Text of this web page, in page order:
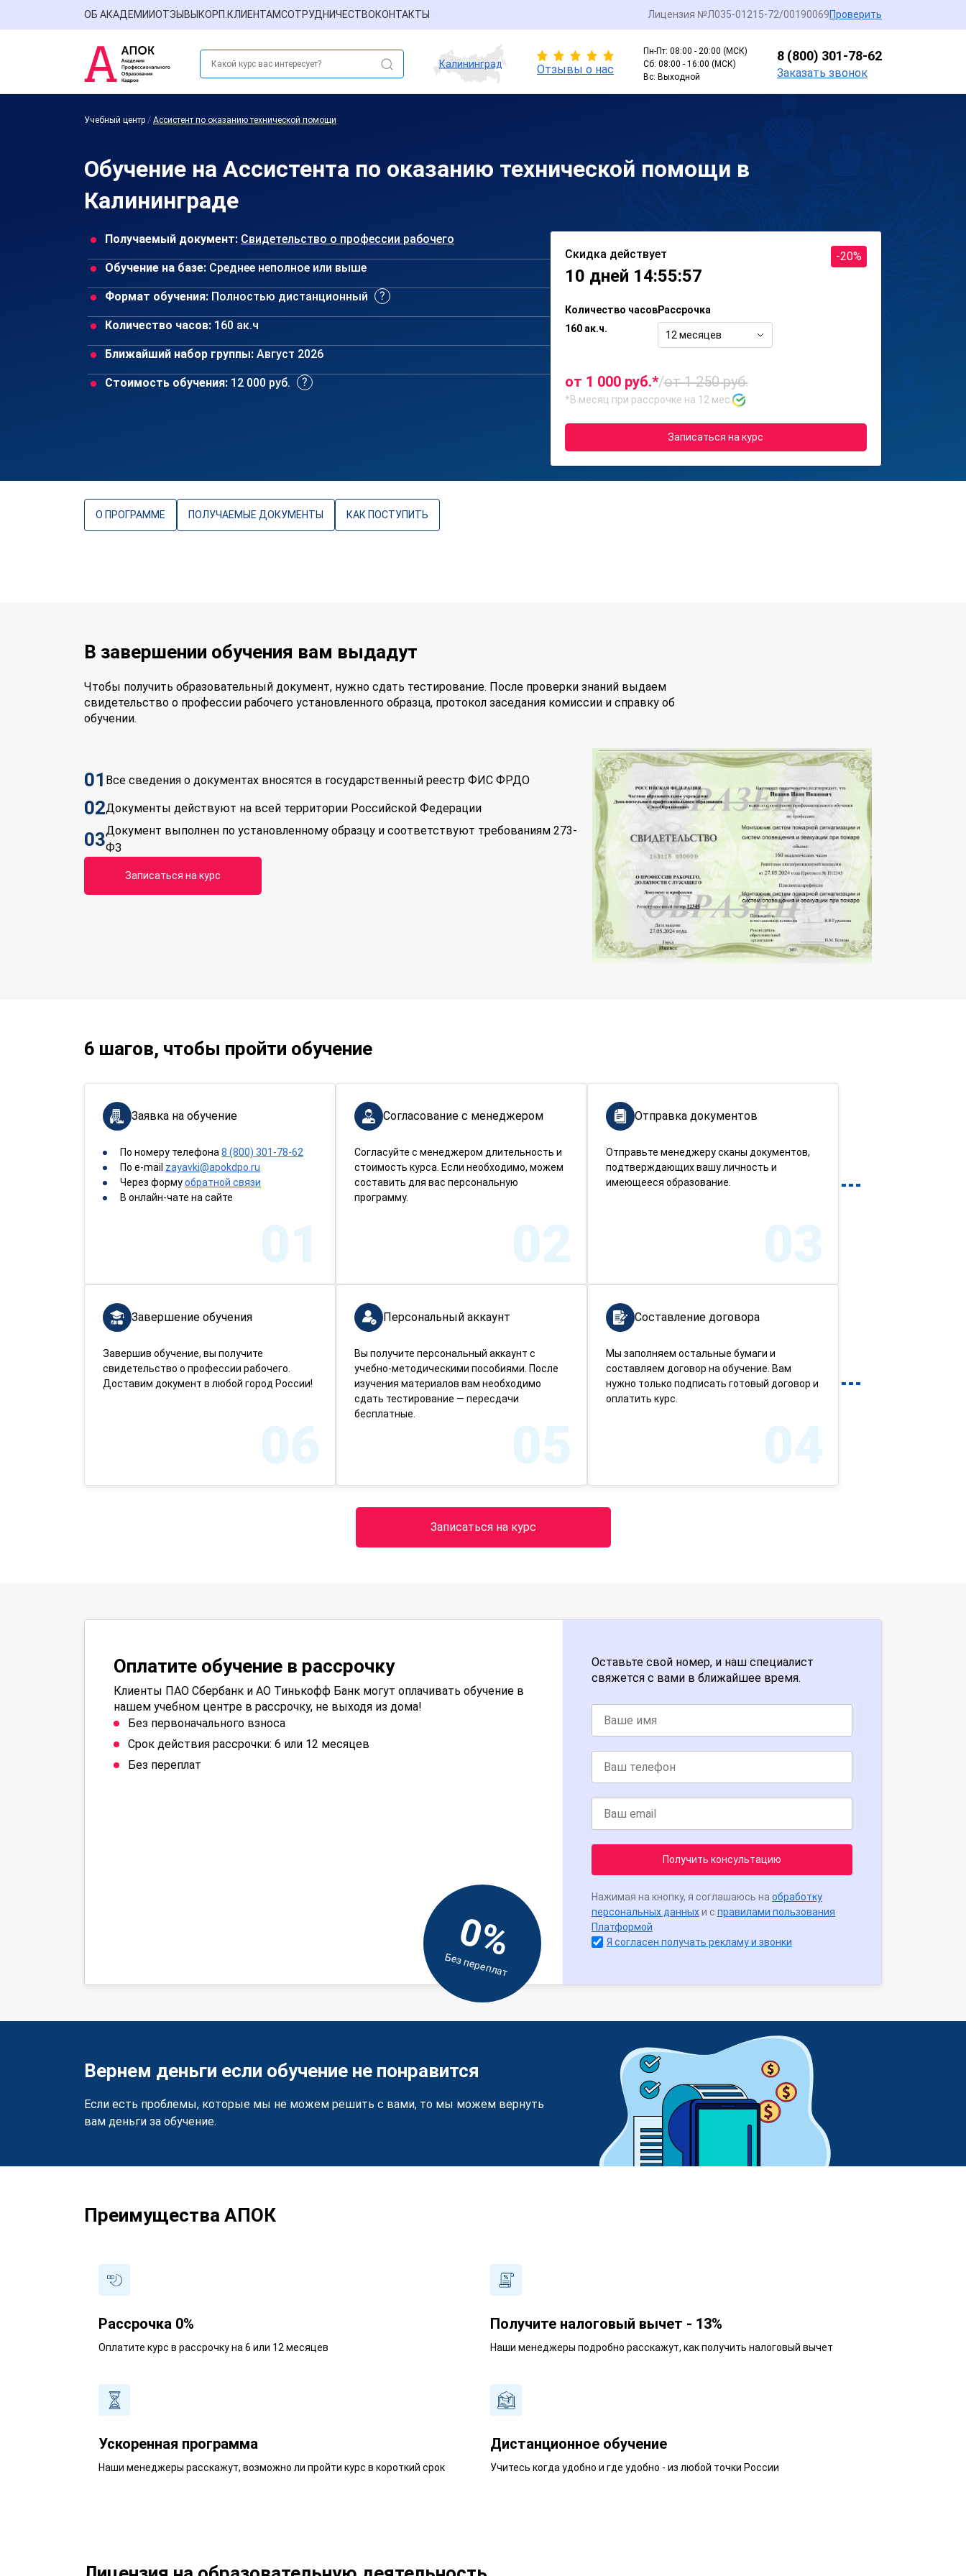
ОБ АКАДЕМИИОТЗЫВЫ КОРП.КЛИЕНТАМСОТРУДНИЧЕСТВОКОНТАКТЫ Лицензия №Л035-01215-72/00190069Проверить
Калининград Отзывы о нас
Пн-Пт: 08:00 - 20:00 (МСК)
Сб: 08:00 - 16:00 (МСК)
Вс: Выходной
8 (800) 301-78-62
Заказать звонок
Учебный центр / Ассистент по оказанию технической помощи
Обучение на Ассистента по оказанию технической помощи в
Калининграде
Получаемый документ: Свидетельство о профессии рабочего
Обучение на базе: Среднее неполное или выше
Формат обучения: Полностью дистанционный
Количество часов: 160 ак.ч
Ближайший набор группы: Август 2026
Стоимость обучения: 12 000 руб.
Скидка действует
10 дней 14:55:57
-20%
Количество часов
160 ак.ч.
Рассрочка
12 месяцев
от 1 000 руб.*/от 1 250 руб.
*В месяц при рассрочке на 12 мес.
Записаться на курс
О ПРОГРАММЕ ПОЛУЧАЕМЫЕ ДОКУМЕНТЫ КАК ПОСТУПИТЬ
В завершении обучения вам выдадут
Чтобы получить образовательный документ, нужно сдать тестирование. После проверки знаний выдаем
свидетельство о профессии рабочего установленного образца, протокол заседания комиссии и справку об
обучении.
01 Все сведения о документах вносятся в государственный реестр ФИС ФРДО
02Документы действуют на всей территории Российской Федерации
03Документ выполнен по установленному образцу и соответствуют требованиям 273-
ФЗ
Записаться на курс
6 шагов, чтобы пройти обучение
Заявка на обучение
По номеру телефона 8 (800) 301-78-62
По e-mail zayavki@apokdpo.ru
Через формуобратной связи
В онлайн-чате на сайте
01
Согласование с менеджером
Согласуйте с менеджером длительность и
стоимость курса. Если необходимо, можем
составить для вас персональную
программу.
02
Отправка документов
Отправьте менеджеру сканы документов,
подтверждающих вашу личность и
имеющееся образование.
03
Составление договора
Мы заполняем остальные бумаги и
составляем договор на обучение. Вам
нужно только подписать готовый договор и
оплатить курс.
04
Персональный аккаунт
Вы получите персональный аккаунт с
учебно-методическими пособиями. После
изучения материалов вам необходимо
сдать тестирование — пересдачи
бесплатные.
05
Завершение обучения
Завершив обучение, вы получите
свидетельство о профессии рабочего.
Доставим документ в любой город России!
06
Записаться на курс
Оплатите обучение в рассрочку
Клиенты ПАО Сбербанк и АО Тинькофф Банк могут оплачивать обучение в
нашем учебном центре в рассрочку, не выходя из дома!
Без первоначального взноса
Срок действия рассрочки: 6 или 12 месяцев
Без переплат
0%
Без переплат
Оставьте свой номер, и наш специалист
свяжется с вами в ближайшее время.
Получить консультацию
Нажимая на кнопку, я соглашаюсь на обработку
персональных данныхи с правилами пользования
Платформой
Я согласен получать рекламу и звонки
Вернем деньги если обучение не понравится
Если есть проблемы, которые мы не можем решить с вами, то мы можем вернуть
вам деньги за обучение.
Преимущества АПОК
Рассрочка 0%
Оплатите курс в рассрочку на 6 или 12 месяцев
Получите налоговый вычет - 13%
Наши менеджеры подробно расскажут, как получить налоговый вычет
Ускоренная программа
Наши менеджеры расскажут, возможно ли пройти курс в короткий срок
Дистанционное обучение
Учитесь когда удобно и где удобно - из любой точки России